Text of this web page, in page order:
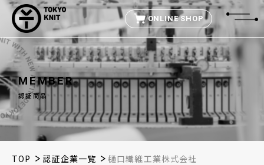
ONLINE SHOP
M EMBER
認証商品
TOP 認証企業一覧 樋口繊維工業株式会社